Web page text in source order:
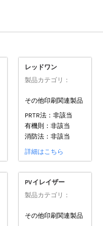
レッドワン
製品カテゴリ：
その他印刷関連製品
PRTR法：非該当
有機則：非該当
消防法：非該当
詳細はこちら
PVイレイザー
製品カテゴリ：
その他印刷関連製品